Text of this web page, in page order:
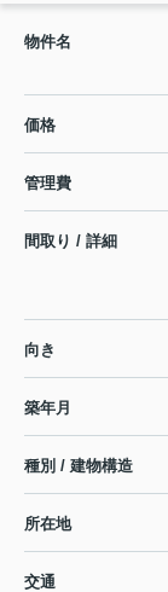
物件名
価格
管理費
間取り / 詳細
向き
築年月
種別 / 建物構造
所在地
交通